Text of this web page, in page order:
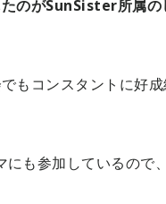
のがSunSister所属の
もコンスタントに好
も参加しているので